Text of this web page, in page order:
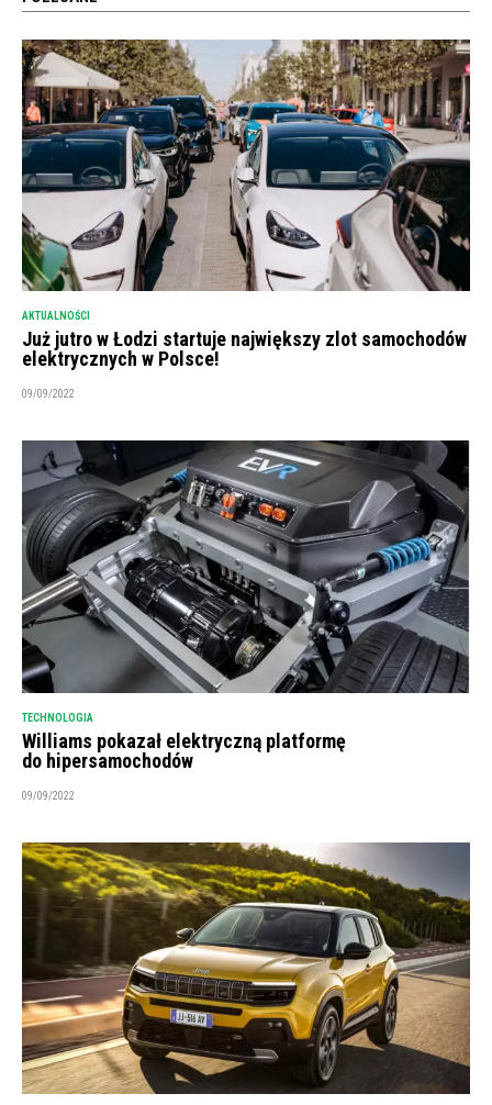
AKTUALNOŚCI
Już jutro w Łodzi startuje największy zlot samochodów
elektrycznych w Polsce!
09/09/2022
TECHNOLOGIA
Williams pokazał elektryczną platformę
do hipersamochodów
09/09/2022